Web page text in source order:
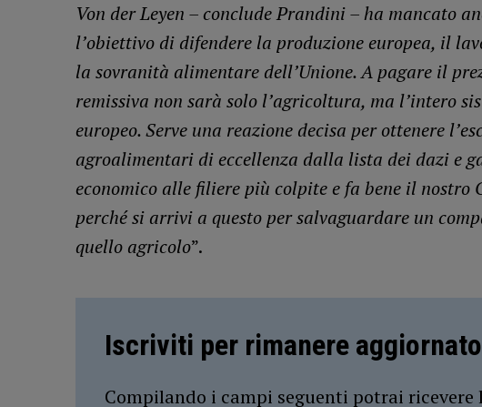
Von der Leyen – conclude Prandini – ha mancato
l’obiettivo di difendere la produzione europea, il
la sovranità alimentare dell’Unione. A pagare il
remissiva non sarà solo l’agricoltura, ma l’intero
europeo. Serve una reazione decisa per ottenere
agroalimentari di eccellenza dalla lista dei dazi e
economico alle filiere più colpite e fa bene il nostro
perché si arrivi a questo per salvaguardare un
quello agricolo”.
Iscriviti per rimanere
Compilando i campi seguenti potrai ricevere